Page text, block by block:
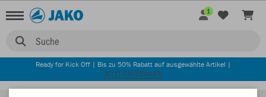
Suche
1
Ready for Kick Off | Bis zu 50% Rabatt auf ausgewählte Artikel |
JETZT ENTDECKEN